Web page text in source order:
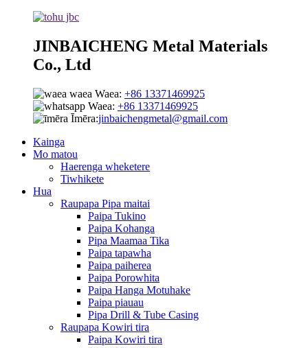
JINBAICHENG Metal Materials
Co., Ltd
Waea: +86 13371469925
Waea: +86 13371469925
Īmēra:jinbaichengmetal@gmail.com
Kainga
Mo matou
Haerenga wheketere
Tiwhikete
Hua
Raupapa Pipa maitai
Paipa Tukino
Paipa Kohanga
Pipa Maamaa Tika
Paipa tapawha
Paipa paiherea
Paipa Porowhita
Paipa Hanga Motuhake
Paipa piauau
Pipa Drill & Tube Casing
Raupapa Kowiri tira
Paipa Kowiri tira